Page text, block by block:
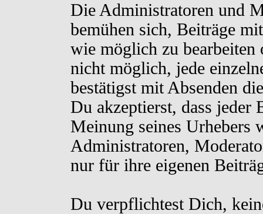
Die Administratoren und
bemühen sich, Beiträge
wie möglich zu bearbeiten
nicht möglich, jede
bestätigst mit Absenden
Du akzeptierst, dass jeder
Meinung seines Urhebers
Administratoren,
nur für ihre eigenen
Du verpflichtest Dich,